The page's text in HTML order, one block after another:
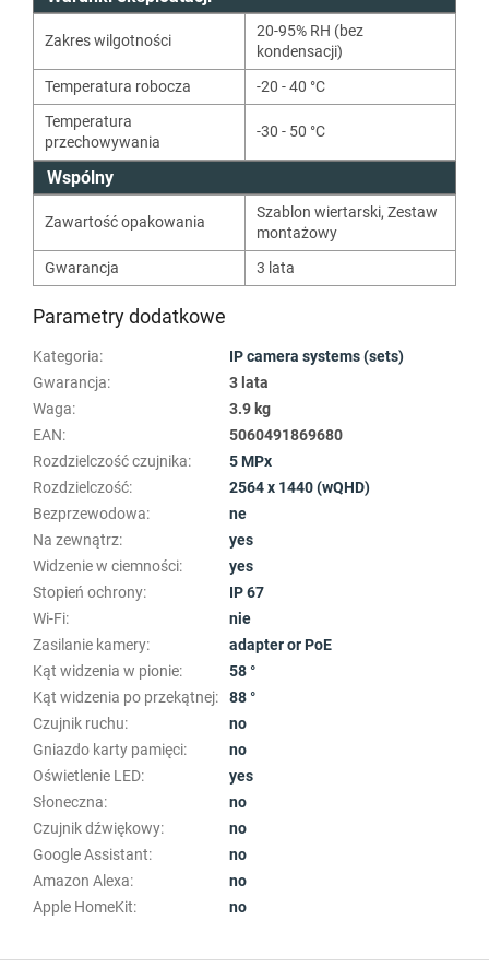
Zakres wilgotności
20-95% RH (bez
kondensacji)
Temperatura robocza
-20 - 40 °C
Temperatura
przechowywania
-30 - 50 °C
Wspólny
Zawartość opakowania
Szablon wiertarski, Zestaw
montażowy
Gwarancja
3 lata
Parametry dodatkowe
Kategoria:
IP camera systems (sets)
Gwarancja:
3 lata
Waga:
3.9 kg
EAN:
5060491869680
Rozdzielczość czujnika:
5 MPx
Rozdzielczość:
2564 x 1440 (wQHD)
Bezprzewodowa:
ne
Na zewnątrz:
yes
Widzenie w ciemności:
yes
Stopień ochrony:
IP 67
Wi-Fi:
nie
Zasilanie kamery:
adapter or PoE
Kąt widzenia w pionie:
58 °
Kąt widzenia po przekątnej:
88 °
Czujnik ruchu:
no
Gniazdo karty pamięci:
no
Oświetlenie LED:
yes
Słoneczna:
no
Czujnik dźwiękowy:
no
Google Assistant:
no
Amazon Alexa:
no
Apple HomeKit: no